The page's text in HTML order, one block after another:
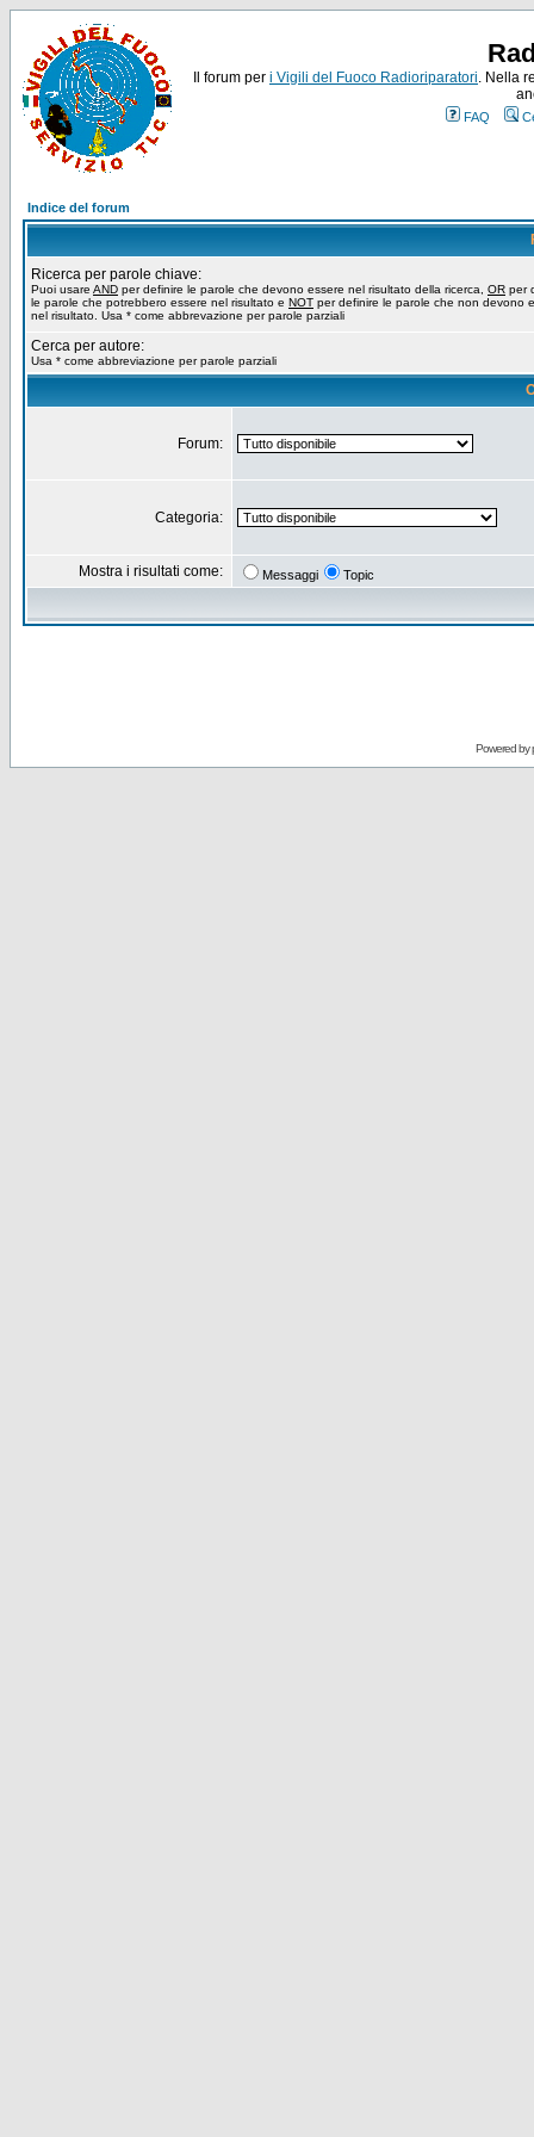
Il forum per i Vigili del Fuoco Radioriparatori. Nella
FAQ
Indice del forum
Ricerca per parole chiave:
Puoi usare AND per definire le parole che devono essere nel risultato della ricerca, OR per
le parole che potrebbero essere nel risultato e NOT per definire le parole che non devono
nel risultato. Usa * come abbrevazione per parole parziali
Cerca per autore:
Usa * come abbreviazione per parole parziali
Forum:
Categoria:
Mostra i risultati come: Messaggi Topic
Powered by